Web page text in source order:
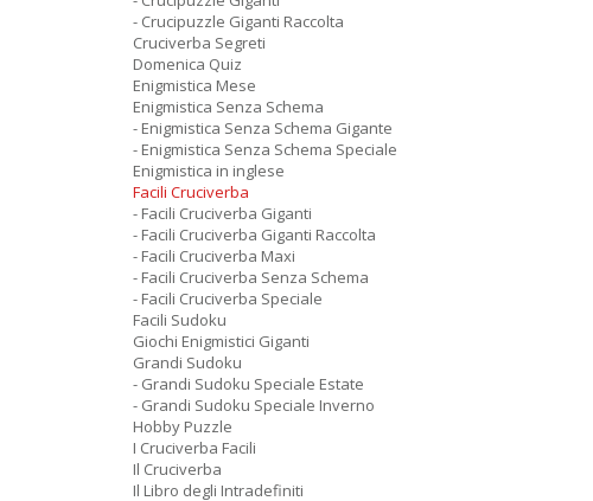
- Crucipuzzle Giganti Raccolta
Cruciverba Segreti
Domenica Quiz
Enigmistica Mese
Enigmistica Senza Schema
- Enigmistica Senza Schema Gigante
- Enigmistica Senza Schema Speciale
Enigmistica in inglese
Facili Cruciverba
- Facili Cruciverba Giganti
- Facili Cruciverba Giganti Raccolta
- Facili Cruciverba Maxi
- Facili Cruciverba Senza Schema
- Facili Cruciverba Speciale
Facili Sudoku
Giochi Enigmistici Giganti
Grandi Sudoku
- Grandi Sudoku Speciale Estate
- Grandi Sudoku Speciale Inverno
Hobby Puzzle
I Cruciverba Facili
Il Cruciverba
Il Libro degli Intradefiniti